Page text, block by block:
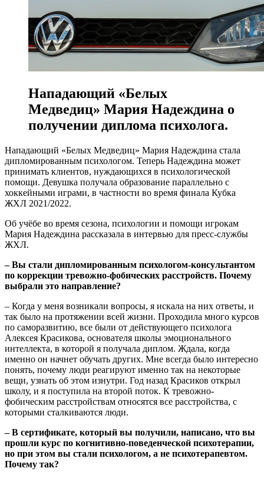
Нападающий «Белых
Медведиц»‎ Мария Надеждина о
получении диплома психолога.
Нападающий «Белых Медведиц»‎ Мария Надеждина стала
дипломированным психологом. Теперь Надеждина может
принимать клиентов, нуждающихся в психологической
помощи. Девушка получала образование параллельно с
хоккейными играми, в частности во время финала Кубка
ЖХЛ 2021/2022.
Об учёбе во время сезона, психологии и помощи игрокам
Мария Надеждина рассказала в интервью для пресс-службы
ЖХЛ.
– Вы стали дипломированным психологом-консультантом
по коррекции тревожно-фобических расстройств. Почему
выбрали это направление?
– Когда у меня возникали вопросы, я искала на них ответы, и
так было на протяжении всей жизни. Проходила много курсов
по саморазвитию, все были от действующего психолога
Алексея Красикова, основателя школы эмоционального
интеллекта, в которой я получала диплом. Ждала, когда
именно он начнет обучать других. Мне всегда было интересно
понять, почему люди реагируют именно так на некоторые
вещи, узнать об этом изнутри. Год назад Красиков открыл
школу, и я поступила на второй поток. К тревожно-
фобическим расстройствам относятся все расстройства, с
которыми сталкиваются люди.
– В сертификате, который вы получили, написано, что вы
прошли курс по когнитивно-поведенческой психотерапии,
но при этом вы стали психологом, а не психотерапевтом.
Почему так?